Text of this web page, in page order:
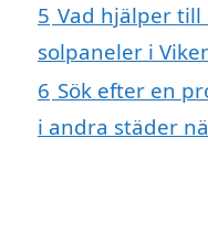
5 Vad hjälper till
solpaneler i
6 Sök efter en
i andra städer